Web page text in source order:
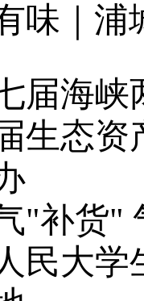
味｜
届海峡
生态资
"补货"
民大学